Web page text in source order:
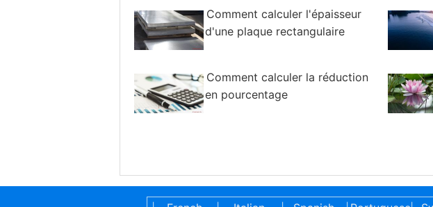
Comment calculer l'épaisseur
d'une plaque rectangulaire
Comment calculer la réduction
en pourcentage